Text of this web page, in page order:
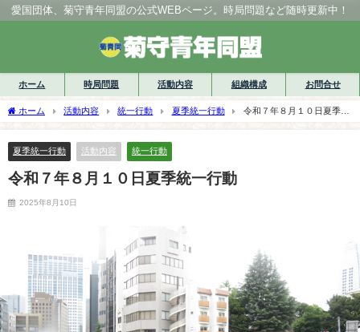
愛国団体、菊守青年同盟の公式WEBページ。時局問題など随時更新中！
ホーム 時局問題 活動内容 組織構成 お問合せ
ホーム 活動内容 統一行動 夏季統一行動
令和７年８月１０日夏季統
夏季統一行動 活動内容 統一行動
令和７年８月１０日夏季統一行動
2025年8月10日